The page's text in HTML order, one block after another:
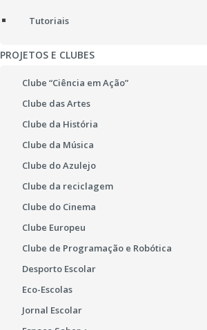
Tutoriais
PROJETOS E CLUBES
Clube “Ciência em Ação”
Clube das Artes
Clube da História
Clube da Música
Clube do Azulejo
Clube da reciclagem
Clube do Cinema
Clube Europeu
Clube de Programação e Robótica
Desporto Escolar
Eco-Escolas
Jornal Escolar